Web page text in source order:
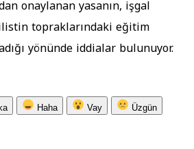
onaylanan yasanın, işgal
topraklarındaki eğitim
yönünde iddialar bulunuyor.
Haha Vay Üzgün